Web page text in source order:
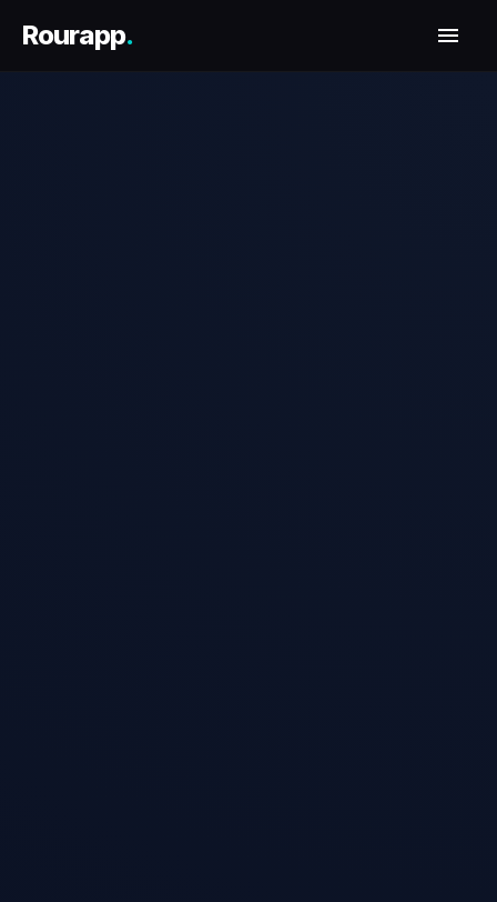
Rourapp.